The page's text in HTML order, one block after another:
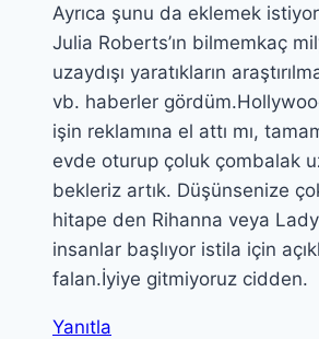
Ayrıca şunu da eklemek
Julia Roberts’ın bilmemkaç
uzaydışı yaratıkların
vb. haberler
işin reklamına el attı mı,
evde oturup çoluk çombalak
bekleriz artık. Düşünsenize
hitape den Rihanna veya
insanlar başlıyor istila için
falan.İyiye gitmiyoruz cidden.
Yanıtla